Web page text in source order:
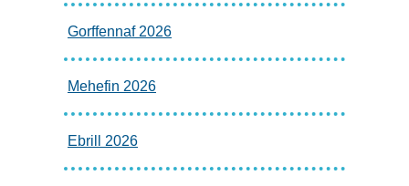
Gorffennaf 2026
Mehefin 2026
Ebrill 2026